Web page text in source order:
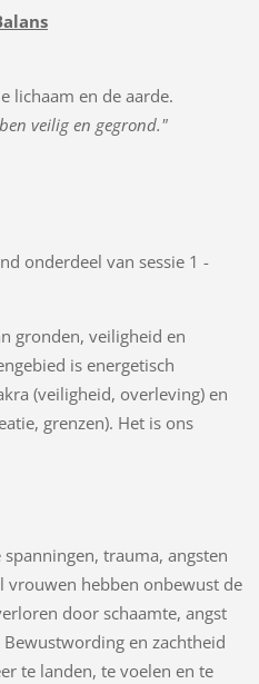
lichaam en de aarde.
veilig en gegrond."
onderdeel van sessie 1 -
gronden, veiligheid en
is energetisch
(veiligheid, overleving) en
grenzen). Het is ons
trauma, angsten
vrouwen hebben onbewust de
door schaamte, angst
en zachtheid
te landen, te voelen en te